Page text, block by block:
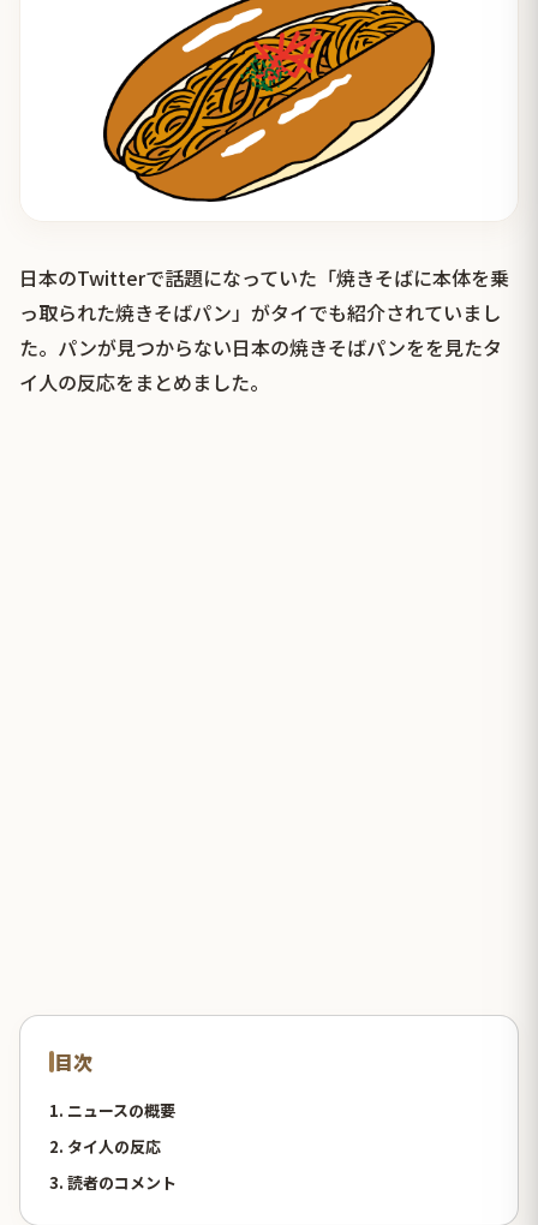
日本のTwitterで話題になっていた「焼きそばに本体を乗
っ取られた焼きそばパン」がタイでも紹介されていまし
た。パンが見つからない日本の焼きそばパンをを見たタ
イ人の反応をまとめました。
目次
1. ニュースの概要
2. タイ人の反応
3. 読者のコメント